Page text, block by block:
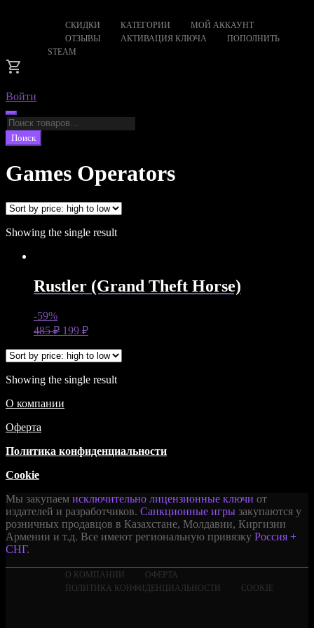
СКИДКИ КАТЕГОРИИ
МОЙ АККАУНТ
ОТЗЫВЫ
АКТИВАЦИЯ КЛЮЧА
ПОПОЛНИТЬ
STEAM
Войти
Поиск
товаров
Поиск
Games Operators
Showing the single result
Rustler (Grand Theft Horse)
-59%
485₽ 199 ₽
Showing the single result
О компании
Оферта
Политика конфиденциальности
Cookie
Мы закупаем исключительно лицензионные ключи от
издателей и разработчиков. Санкционные игры закупаются у
розничных продавцов в Казахстане, Молдавии, Киргизии
Армении и т.д. Все имеют региональную привязку Россия +
СНГ.
О КОМПАНИИ
ОФЕРТА
ПОЛИТИКА КОНФИДЕНЦИАЛЬНОСТИ
COOKIE